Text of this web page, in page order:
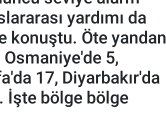
yardımı da
konuştu. Öte yandan
5,
17, Diyarbakır'da
İşte bölge bölge